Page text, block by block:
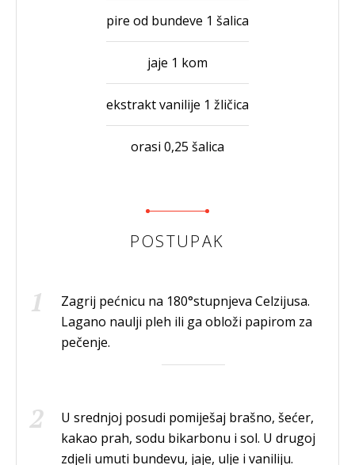
pire od bundeve 1 šalica
jaje 1 kom
ekstrakt vanilije 1 žličica
orasi 0,25 šalica
POSTUPAK
Zagrij pećnicu na 180°stupnjeva Celzijusa.
Lagano naulji pleh ili ga obloži papirom za
pečenje.
U srednjoj posudi pomiješaj brašno, šećer,
kakao prah, sodu bikarbonu i sol. U drugoj
zdjeli umuti bundevu, jaje, ulje i vaniliju.